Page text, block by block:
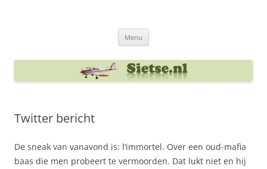
Menu
Twitter bericht
De sneak van vanavond is: l’immortel. Over een oud-mafia
baas die men probeert te vermoorden. Dat lukt niet en hij